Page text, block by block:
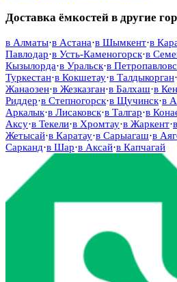
Доставка ёмкостей в другие
в Алматы·в Астана·в Шымкент·в
Павлодар·в Усть-Каменогорск·в
Кызылорда·в Уральск·в
Туркестан·в Кокшетау·в Талдыкорган·
Жанаозен·в Жезказган·в Балхаш·в
Риддер·в Степногорск·в Щучинск·в
Аркалык·в Лисаковск·в Талгар·в
Аксу·в Текели·в Хромтау·в Жаркент·в
Жетысай·в Каратау·в Сарыагаш·в
Сарканд·в Шар·в Аксай·в Капчагай